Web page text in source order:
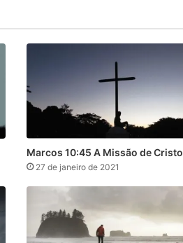
Marcos 10:45 A Missão de Cristo
27 de janeiro de 2021